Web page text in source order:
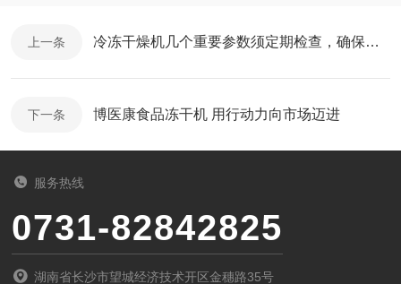
上一条 冷冻干燥机几个重要参数须定期检查，确保日常使用
下一条 博医康食品冻干机 用行动力向市场迈进
服务热线
0731-82842825
湖南省长沙市望城经济技术开区金穗路35号